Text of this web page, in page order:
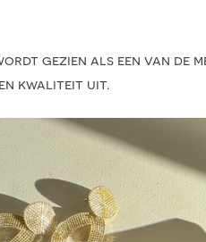
gezien als een van de
kwaliteit uit.